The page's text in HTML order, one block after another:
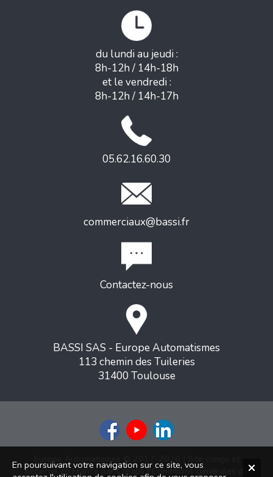
du lundi au jeudi :
8h-12h / 14h-18h
et le vendredi :
8h-12h / 14h-17h
05.62.16.60.30
commerciaux@bassi.fr
Contactez-nous
BASSI SAS - Europe Automatismes
113 chemin des Tuileries
31400 Toulouse
Europe Automatismes © 2017-2026 | Site conçu et
hébergé en France parCreapli| Conditions générales de
En poursuivant votre navigation sur ce site, vous